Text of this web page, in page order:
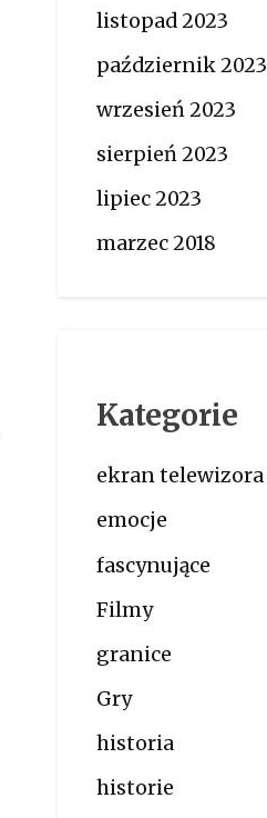
listopad 2023
październik 2023
wrzesień 2023
sierpień 2023
lipiec 2023
marzec 2018
Kategorie
ekran telewizora
emocje
fascynujące
Filmy
granice
Gry
historia
historie